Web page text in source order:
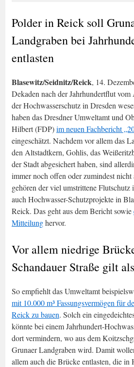
Polder in Reick soll
Landgraben bei
entlasten
Blasewitz/Seidnitz/Reick, 14.
Dekaden nach der Jahrhundertflut
der Hochwasserschutz in Dresden
haben das Dresdner Umweltamt und
Hilbert (FDP)im neuen Fachbericht
eingeschätzt. Nachdem vor allem das
den Altstadtkern, Gohlis, das
der Stadt abgesichert haben, sind
immer noch offen oder zumindest nicht
gehören der viel umstrittene Flutschutz
auch Hochwasser-Schutzprojekte in
Reick. Das geht aus dem Bericht sowie
Mitteilunghervor.
Vor allem niedrige
Schandauer Straße gilt
So empfiehlt das Umweltamt
mit 10.000 m³ Fassungsvermögen für
Reick zu bauen. Solch ein
könnte bei einem Jahrhundert-
dort vermindern, wo aus dem
Grunaer Landgraben wird. Damit
allem auch die Brücke entlasten, die in